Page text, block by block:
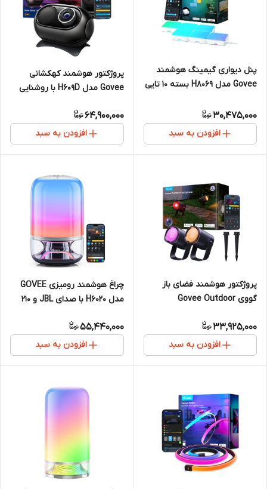
پنل دیواری گیمینگ هوشمند
Govee مدل H8069 بسته ۱۰ تایی
30,475,000
افزودن به سبد
پروژکتور هوشمند کهکشانی
Govee مدل H609D با روشنایی
صحنه
64,900,000
افزودن به سبد
پروژکتور هوشمند فضای باز
گووی Govee Outdoor
میلیون رنگ RGBICWW
33,925,000
افزودن به سبد
چراغ هوشمند رومیزی GOVEE
مدل H6020 با صدای JBL و ۲۱۰
55,440,000
افزودن به سبد